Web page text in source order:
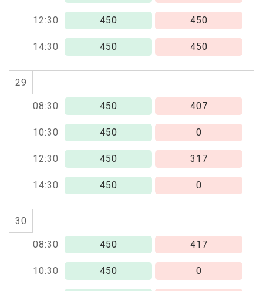
12:30 450 450
14:30 450 450
29
08:30 450 407
10:30 450 0
12:30 450 317
14:30 450 0
30
08:30 450 417
10:30 450 0